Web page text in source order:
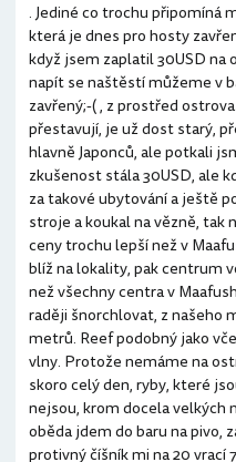
. Jediné co trochu připomíná
která je dnes pro hosty
když jsem zaplatil 30USD na
napít se naštěstí můžeme v
zavřený;-( , z prostřed
přestavují, je už dost starý,
hlavně Japonců, ale potkali
zkušenost stála 30USD, ale
za takové ubytování a ještě
stroje a koukal na vězně, tak
ceny trochu lepší než v
blíž na lokality, pak centrum
než všechny centra v
raději šnorchlovat, z našeho
metrů. Reef podobný jako
vlny. Protože nemáme na
skoro celý den, ryby, které
nejsou, krom docela velkých
oběda jdem do baru na pivo,
protivný číšník mi na 20 vrací